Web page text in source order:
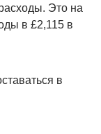
Это на
в £2,115 в
в